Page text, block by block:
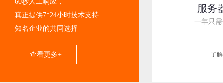
60秒人工响应，
真正提供7*24小时技术支持
知名企业的共同选择
查看更多+
服务
一年只
了